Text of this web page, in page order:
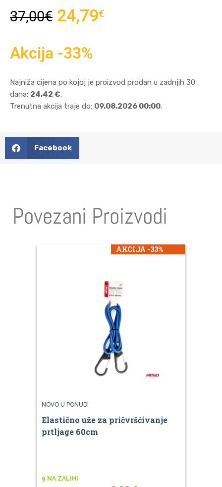
37,00€ 24,79€
Akcija -33%
Najniža cijena po kojoj je proizvod prodan u zadnjih 30
dana: 24,42 €.
Trenutna akcija traje do: 09.08.2026 00:00.
Facebook
Povezani Proizvodi
AKCIJA -33%
NOVO U PONUDI
Elastično uže za pričvršćivanje
prtljage 60cm
9 NA ZALIHI